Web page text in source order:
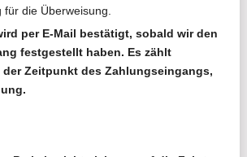
für die Überweisung.
per E-Mail bestätigt, sobald wir den
festgestellt haben. Es zählt
Zeitpunkt des Zahlungseingangs,